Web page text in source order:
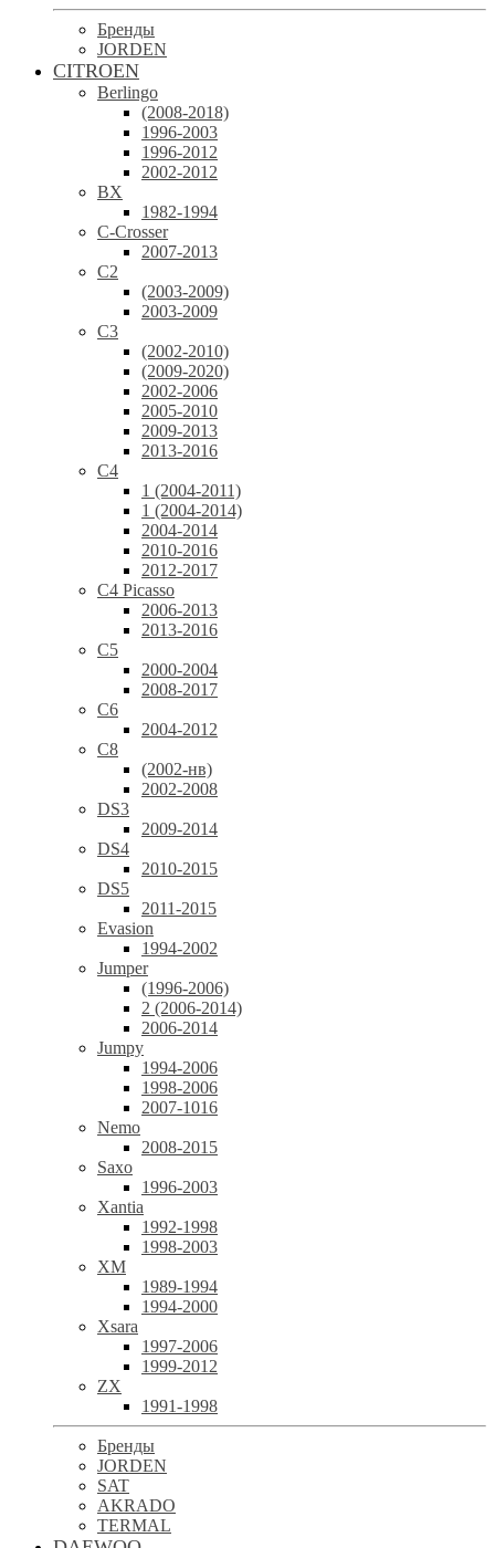
Бренды
JORDEN
CITROEN
Berlingo
(2008-2018)
1996-2003
1996-2012
2002-2012
BX
1982-1994
C-Crosser
2007-2013
C2
(2003-2009)
2003-2009
C3
(2002-2010)
(2009-2020)
2002-2006
2005-2010
2009-2013
2013-2016
C4
1 (2004-2011)
1 (2004-2014)
2004-2014
2010-2016
2012-2017
C4 Picasso
2006-2013
2013-2016
C5
2000-2004
2008-2017
C6
2004-2012
C8
(2002-нв)
2002-2008
DS3
2009-2014
DS4
2010-2015
DS5
2011-2015
Evasion
1994-2002
Jumper
(1996-2006)
2 (2006-2014)
2006-2014
Jumpy
1994-2006
1998-2006
2007-1016
Nemo
2008-2015
Saxo
1996-2003
Xantia
1992-1998
1998-2003
XM
1989-1994
1994-2000
Xsara
1997-2006
1999-2012
ZX
1991-1998
Бренды
JORDEN
SAT
AKRADO
TERMAL